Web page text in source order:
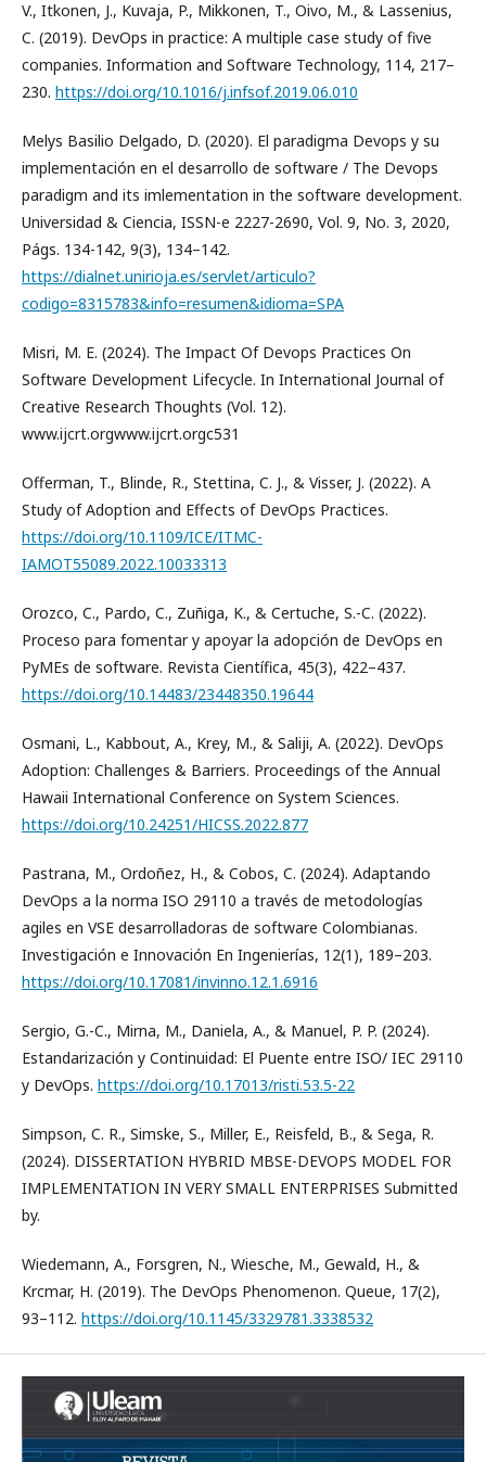
V., Itkonen, J., Kuvaja, P., Mikkonen, T., Oivo, M., & Lassenius,
C. (2019). DevOps in practice: A multiple case study of five
companies. Information and Software Technology, 114, 217–
230. https://doi.org/10.1016/j.infsof.2019.06.010
Melys Basilio Delgado, D. (2020). El paradigma Devops y su
implementación en el desarrollo de software / The Devops
paradigm and its imlementation in the software development.
Universidad & Ciencia, ISSN-e 2227-2690, Vol. 9, No. 3, 2020,
Págs. 134-142, 9(3), 134–142.
https://dialnet.unirioja.es/servlet/articulo?
codigo=8315783&info=resumen&idioma=SPA
Misri, M. E. (2024). The Impact Of Devops Practices On
Software Development Lifecycle. In International Journal of
Creative Research Thoughts (Vol. 12).
www.ijcrt.orgwww.ijcrt.orgc531
Offerman, T., Blinde, R., Stettina, C. J., & Visser, J. (2022). A
Study of Adoption and Effects of DevOps Practices.
https://doi.org/10.1109/ICE/ITMC-
IAMOT55089.2022.10033313
Orozco, C., Pardo, C., Zuñiga, K., & Certuche, S.-C. (2022).
Proceso para fomentar y apoyar la adopción de DevOps en
PyMEs de software. Revista Científica, 45(3), 422–437.
https://doi.org/10.14483/23448350.19644
Osmani, L., Kabbout, A., Krey, M., & Saliji, A. (2022). DevOps
Adoption: Challenges & Barriers. Proceedings of the Annual
Hawaii International Conference on System Sciences.
https://doi.org/10.24251/HICSS.2022.877
Pastrana, M., Ordoñez, H., & Cobos, C. (2024). Adaptando
DevOps a la norma ISO 29110 a través de metodologías
agiles en VSE desarrolladoras de software Colombianas.
Investigación e Innovación En Ingenierías, 12(1), 189–203.
https://doi.org/10.17081/invinno.12.1.6916
Sergio, G.-C., Mirna, M., Daniela, A., & Manuel, P. P. (2024).
Estandarización y Continuidad: El Puente entre ISO/ IEC 29110
y DevOps. https://doi.org/10.17013/risti.53.5-22
Simpson, C. R., Simske, S., Miller, E., Reisfeld, B., & Sega, R.
(2024). DISSERTATION HYBRID MBSE-DEVOPS MODEL FOR
IMPLEMENTATION IN VERY SMALL ENTERPRISES Submitted
by.
Wiedemann, A., Forsgren, N., Wiesche, M., Gewald, H., &
Krcmar, H. (2019). The DevOps Phenomenon. Queue, 17(2),
93–112. https://doi.org/10.1145/3329781.3338532